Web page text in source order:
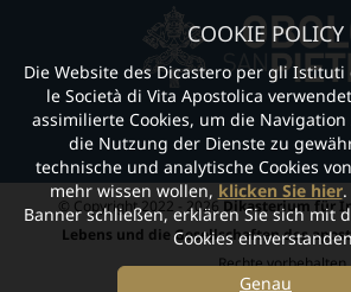
© Copyright 2022 - 2026Dikasterium für
Lebens und die Gesellschaften des
Rechte vorbehalten.
COOKIE POLICY
Die Website des Dicastero per gli Istituti
le Società di Vita Apostolica
assimilierte Cookies, um die
die Nutzung der Dienste zu
technische und analytische Cookies
mehr wissen wollen,klicken Sie hier.
Banner schließen, erklären Sie sich mit
Cookies
Genau